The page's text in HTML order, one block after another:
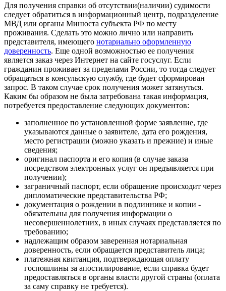
Для получения справки об отсутствии(наличии) судимости
следует обратиться в информационный центр, подразделение
МВД или органы Минюста субъекта РФ по месту
проживания. Сделать это можно лично или направить
представителя, имеющего нотариально оформленную
доверенность. Еще одной возможностью ее получения
является заказ через Интернет на сайте госуслуг. Если
гражданин проживает за пределами России, то тогда следует
обращаться в консульскую службу, где будет сформирован
запрос. В таком случае срок получения может затянуться.
Каким бы образом не была затребована такая информация,
потребуется предоставление следующих документов:
заполненное по установленной форме заявление, где
указываются данные о заявителе, дата его рождения,
место регистрации (можно указать и прежние) и иные
сведения;
оригинал паспорта и его копия (в случае заказа
посредством электронных услуг он предъявляется при
получении);
заграничный паспорт, если обращение происходит через
дипломатические представительства РФ;
документация о рождении в подлиннике и копии -
обязательны для получения информации о
несовершеннолетних, в иных случаях представляется по
требованию;
надлежащим образом заверенная нотариальная
доверенность, если обращается представитель лица;
платежная квитанция, подтверждающая оплату
госпошлины за апостилирование, если справка будет
предоставляться в органы власти другой страны (оплата
за саму справку не требуется).